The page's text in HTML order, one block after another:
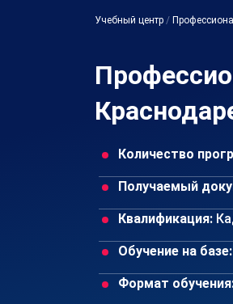
Учебный центр /
Количество
Получаемый
Квалификация:
Обучение на базе:
Формат